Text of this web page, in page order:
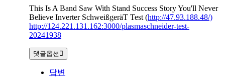
This Is A Band Saw With Stand Success Story You'll Never
Believe Inverter SchweißgeräT Test (http://47.93.188.48/)
http://124.221.131.162:3000/plasmaschneider-test-
20241938
댓글옵션
답변